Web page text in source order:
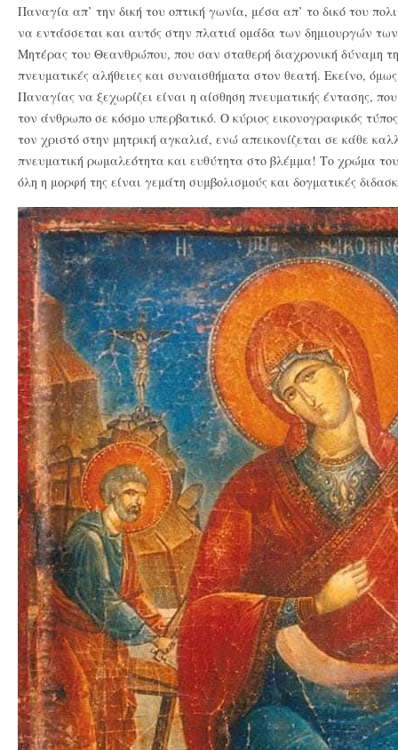
Παναγία απ’ την δική του οπτική γωνία, μέσα απ’ το δικό του
να εντάσσεται και αυτός στην πλατιά ομάδα των δημιουργών
Μητέρας του Θεανθρώπου, που σαν σταθερή διαχρονική δύναμη
πνευματικές αλήθειες και συναισθήματα στον θεατή. Εκείνο,
Παναγίας να ξεχωρίζει είναι η αίσθηση πνευματικής έντασης,
τον άνθρωπο σε κόσμο υπερβατικό. Ο κύριος εικονογραφικός
τον χριστό στην μητρική αγκαλιά, ενώ απεικονίζεται σε κάθε
πνευματική ρωμαλεότητα και ευθύτητα στο βλέμμα! Το χρώμα
όλη η μορφή της είναι γεμάτη συμβολισμούς και δογματικές